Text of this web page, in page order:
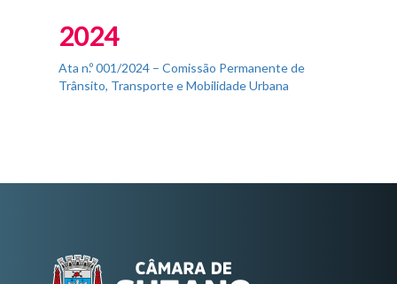
2024
Ata n.º 001/2024 – Comissão Permanente de
Trânsito, Transporte e Mobilidade Urbana